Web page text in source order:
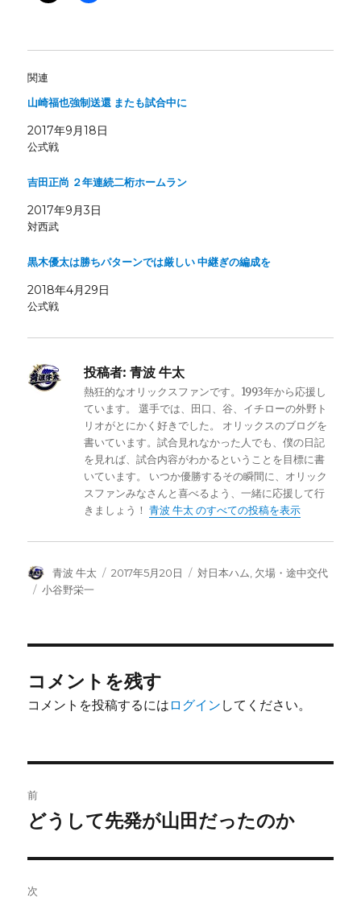
関連
山崎福也強制送還 またも試合中に
2017年9月18日
公式戦
吉田正尚 ２年連続二桁ホームラン
2017年9月3日
対西武
黒木優太は勝ちパターンでは厳しい 中継ぎの編成を
2018年4月29日
公式戦
投稿者: 青波 牛太
熱狂的なオリックスファンです。1993年から応援し
ています。 選手では、田口、谷、イチローの外野ト
リオがとにかく好きでした。 オリックスのブログを
書いています。試合見れなかった人でも、僕の日記
を見れば、試合内容がわかるということを目標に書
いています。 いつか優勝するその瞬間に、オリック
スファンみなさんと喜べるよう、一緒に応援して行
きましょう！青波 牛太 のすべての投稿を表示
投
稿
青波 牛太
投
2017年5月20日
カ
対日本ハム 欠場・途中交代
タ
小谷野栄一
コメントを残す
コメントを投稿するには ログイン してください。
稿
ビ
前
前
投
稿:
どうして先発が山田だったのか
次